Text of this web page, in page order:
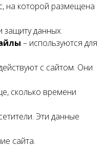
на которой размещена
защиту данных.
– используются для
с сайтом. Они
сколько времени
Эти данные
сайта.